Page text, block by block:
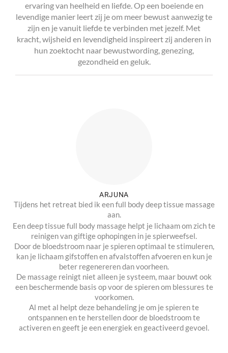
ervaring van heelheid en liefde. Op een boeiende en
levendige manier leert zij je om meer bewust aanwezig te
zijn en je vanuit liefde te verbinden met jezelf. Met
kracht, wijsheid en levendigheid inspireert zij anderen in
hun zoektocht naar bewustwording, genezing,
gezondheid en geluk.
ARJUNA
Tijdens het retreat bied ik een full body deep tissue massage
aan.
Een deep tissue full body massage helpt je lichaam om zich te
reinigen van giftige ophopingen in je spierweefsel.
Door de bloedstroom naar je spieren optimaal te stimuleren,
kan je lichaam gifstoffen en afvalstoffen afvoeren en kun je
beter regenereren dan voorheen.
De massage reinigt niet alleen je systeem, maar bouwt ook
een beschermende basis op voor de spieren om blessures te
voorkomen.
Al met al helpt deze behandeling je om je spieren te
ontspannen en te herstellen door de bloedstroom te
activeren en geeft je een energiek en geactiveerd gevoel.